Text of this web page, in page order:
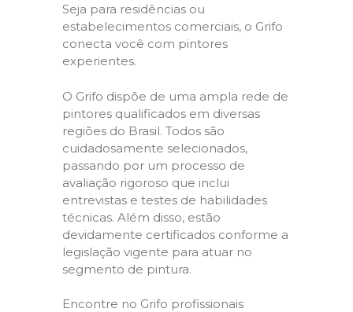
Seja para residências ou
estabelecimentos comerciais, o Grifo
conecta você com pintores
experientes.
O Grifo dispõe de uma ampla rede de
pintores qualificados em diversas
regiões do Brasil. Todos são
cuidadosamente selecionados,
passando por um processo de
avaliação rigoroso que inclui
entrevistas e testes de habilidades
técnicas. Além disso, estão
devidamente certificados conforme a
legislação vigente para atuar no
segmento de pintura.
Encontre no Grifo profissionais